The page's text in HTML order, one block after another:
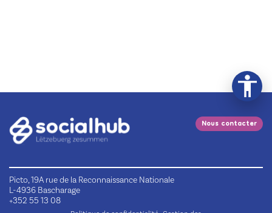
Nous contacter
Picto, 19A rue de la Reconnaissance Nationale
L-4936 Bascharage
+352 55 13 08